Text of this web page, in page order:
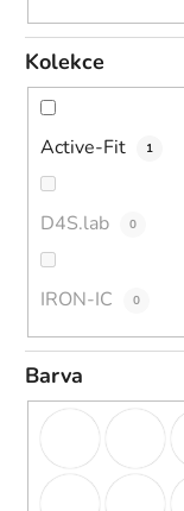
Kolekce
Active-Fit 1
D4S.lab 0
IRON-IC 0
Barva